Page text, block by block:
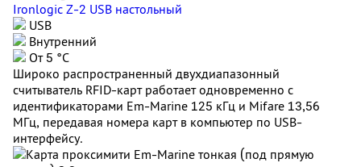
Ironlogic Z-2 USB настольный
USB
Внутренний
От 5 °С
Широко распространенный двухдиапазонный
считыватель RFID-карт работает одновременно с
идентификаторами Em-Marine 125 кГц и Mifare 13,56
МГц, передавая номера карт в компьютер по USB-
интерфейсу.